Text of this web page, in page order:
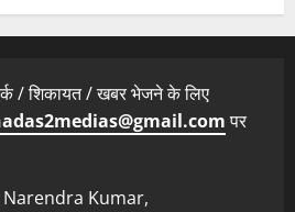
/ शिकायत / खबर भेजने के लिए
पर
Narendra Kumar,